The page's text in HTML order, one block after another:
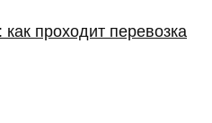
проходит перевозка